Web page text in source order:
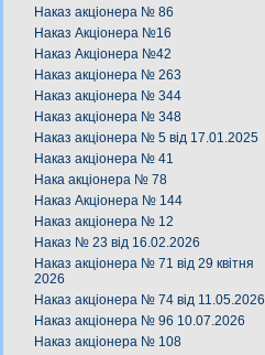
Наказ акціонера № 86
Наказ Акціонера №16
Наказ Акціонера №42
Наказ акціонера № 263
Наказ акціонера № 344
Наказ акціонера № 348
Наказ акціонера № 5 від 17.01.2025
Наказ акціонера № 41
Нака акціонера № 78
Наказ Акціонера № 144
Наказ акціонера № 12
Наказ № 23 від 16.02.2026
Наказ акціонера № 71 від 29 квітня
2026
Наказ акціонера № 74 від 11.05.2026
Наказ акціонера № 96 10.07.2026
Наказ акціонера № 108